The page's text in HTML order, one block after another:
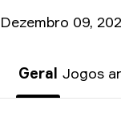
Dezembro 09,
Geral Jogos